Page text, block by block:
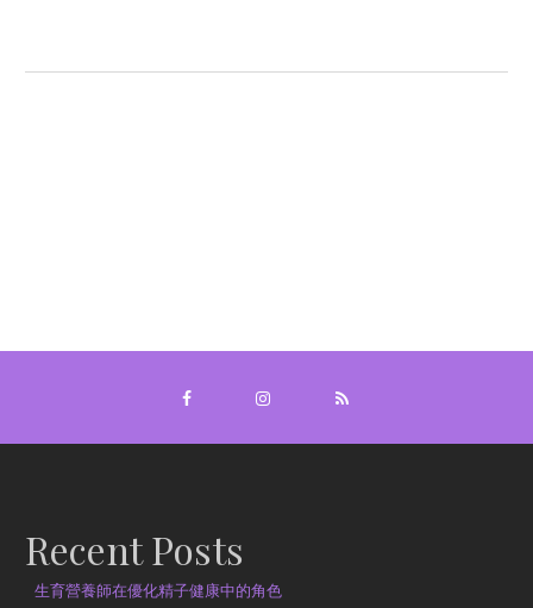
Recent Posts
生育營養師在優化精子健康中的角色